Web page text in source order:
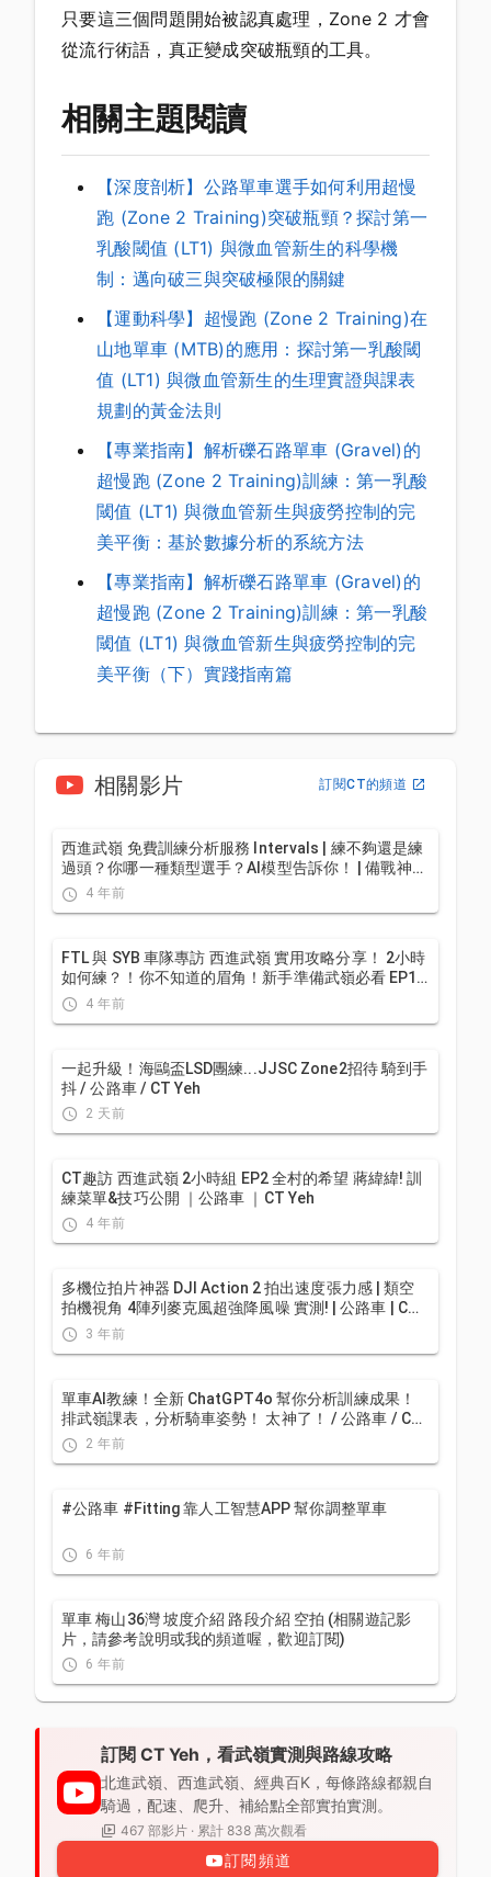
只要這三個問題開始被認真處理，Zone 2 才會
從流行術語，真正變成突破瓶頸的工具。
相關主題閱讀
【深度剖析】公路單車選手如何利用超慢
跑 (Zone 2 Training)突破瓶頸？探討第一
乳酸閾值 (LT1) 與微血管新生的科學機
制：邁向破三與突破極限的關鍵
【運動科學】超慢跑 (Zone 2 Training)在
山地單車 (MTB)的應用：探討第一乳酸閾
值 (LT1) 與微血管新生的生理實證與課表
規劃的黃金法則
【專業指南】解析礫石路單車 (Gravel)的
超慢跑 (Zone 2 Training)訓練：第一乳酸
閾值 (LT1) 與微血管新生與疲勞控制的完
美平衡：基於數據分析的系統方法
【專業指南】解析礫石路單車 (Gravel)的
超慢跑 (Zone 2 Training)訓練：第一乳酸
閾值 (LT1) 與微血管新生與疲勞控制的完
美平衡（下）實踐指南篇
相關影片 訂閱CT的頻道
西進武嶺 免費訓練分析服務 Intervals | 練不夠還是練
過頭？你哪一種類型選手？AI模型告訴你！ | 備戰神器
4 年前
FTL 與 SYB 車隊專訪 西進武嶺 實用攻略分享！ 2小時
如何練？！你不知道的眉角！新手準備武嶺必看 EP1 |
實力派女車友 | 精華版 | 公路車 | CTYeh
4 年前
一起升級！海鷗盃LSD團練...JJSC Zone2招待 騎到手
抖 / 公路車 / CT Yeh
2 天前
CT趣訪 西進武嶺 2小時組 EP2 全村的希望 蔣緯緯! 訓
練菜單&技巧公開 ｜公路車 ｜CT Yeh
4 年前
多機位拍片神器 DJI Action 2 拍出速度張力感 | 類空
拍機視角 4陣列麥克風超強降風噪 實測! | 公路車 | CT
Yeh3 年前
單車AI教練！全新 ChatGPT4o 幫你分析訓練成果！
排武嶺課表，分析騎車姿勢！ 太神了！ / 公路車 / CT
Yeh / feat. 緯緯
2 年前
#公路車 #Fitting 靠人工智慧APP 幫你調整單車
6 年前
單車 梅山36灣 坡度介紹 路段介紹 空拍 (相關遊記影
片，請參考說明或我的頻道喔，歡迎訂閱)
6 年前
訂閱 CT Yeh，看武嶺實測與路線攻略
北進武嶺、西進武嶺、經典百K，每條路線都親自
騎過，配速、爬升、補給點全部實拍實測。
467 部影片 · 累計 838 萬次觀看
訂閱頻道